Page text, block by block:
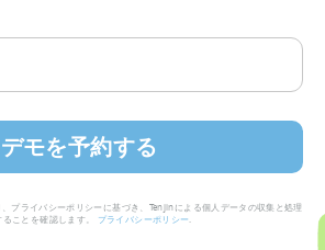
プライバシーポリシーに基づき、Tenjinによる個人データの収集と処理
ることを確認します。
プライバシーポリシー